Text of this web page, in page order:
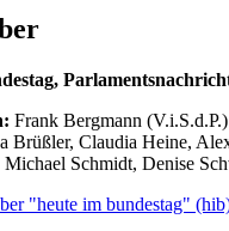
Frank Bergmann (V.i.S.d.P.)
Brüßler, Claudia Heine,
Michael Schmidt, Denise
"heute im bundestag"